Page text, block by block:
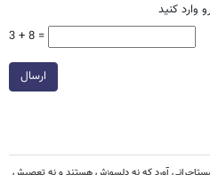
وارد کنید
3 + 8 =
ارسال